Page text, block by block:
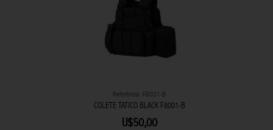
Referência: F8001-B
COLETE TATICO BLACK F8001-B
U$50,00